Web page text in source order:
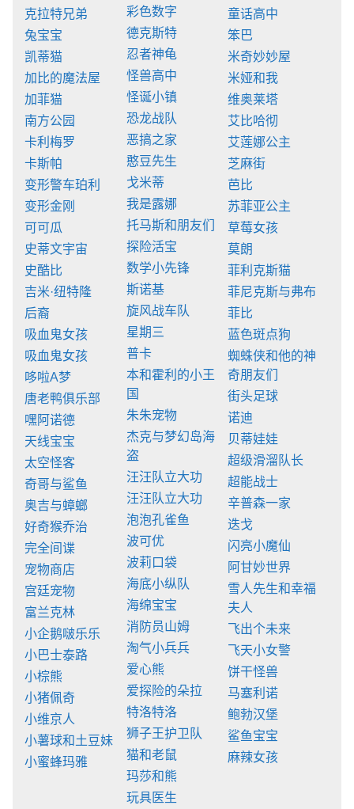
克拉特兄弟
兔宝宝
凯蒂猫
加比的魔法屋
加菲猫
南方公园
卡利梅罗
卡斯帕
变形警车珀利
变形金刚
可可瓜
史蒂文宇宙
史酷比
吉米·纽特隆
后裔
吸血鬼女孩
吸血鬼女孩
哆啦A梦
唐老鸭俱乐部
嘿阿诺德
天线宝宝
太空怪客
奇哥与鲨鱼
奥吉与蟑螂
好奇猴乔治
完全间谍
宠物商店
宫廷宠物
富兰克林
小企鹅啵乐乐
小巴士泰路
小棕熊
小猪佩奇
小维京人
小薯球和土豆妹
小蜜蜂玛雅
彩色数字
德克斯特
忍者神龟
怪兽高中
怪诞小镇
恐龙战队
恶搞之家
憨豆先生
戈米蒂
我是露娜
托马斯和朋友们
探险活宝
数学小先锋
斯诺基
旋风战车队
星期三
普卡
本和霍利的小王
国
朱朱宠物
杰克与梦幻岛海
盗
汪汪队立大功
汪汪队立大功
泡泡孔雀鱼
波可优
波莉口袋
海底小纵队
海绵宝宝
消防员山姆
淘气小兵兵
爱心熊
爱探险的朵拉
特洛特洛
狮子王护卫队
猫和老鼠
玛莎和熊
玩具医生
童话高中
笨巴
米奇妙妙屋
米娅和我
维奥莱塔
艾比哈彻
艾莲娜公主
芝麻街
芭比
苏菲亚公主
草莓女孩
莫朗
菲利克斯猫
菲尼克斯与弗布
菲比
蓝色斑点狗
蜘蛛侠和他的神
奇朋友们
街头足球
诺迪
贝蒂娃娃
超级滑溜队长
超能战士
辛普森一家
迭戈
闪亮小魔仙
阿甘妙世界
雪人先生和幸福
夫人
飞出个未来
飞天小女警
饼干怪兽
马塞利诺
鲍勃汉堡
鲨鱼宝宝
麻辣女孩